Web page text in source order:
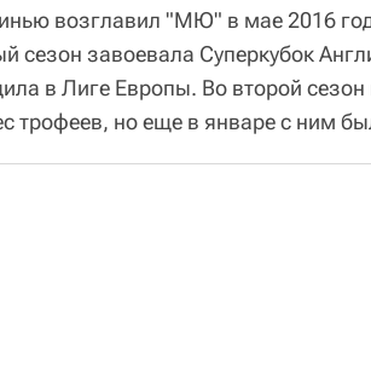
возглавил "МЮ" в мае 2016
сезон завоевала Суперкубок
в Лиге Европы. Во второй сезон
трофеев, но еще в январе с ним